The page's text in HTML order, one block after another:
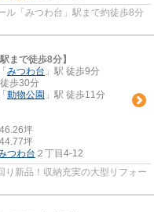
「みつわ台」駅まで約徒歩8分
まで徒歩8分】
「 みつわ台 」駅 徒歩9分
徒歩30分
「 動物公園 」駅 徒歩11分
坪
坪
つわ台 ２丁目4-12
り新品！収納充実の大型リフォー